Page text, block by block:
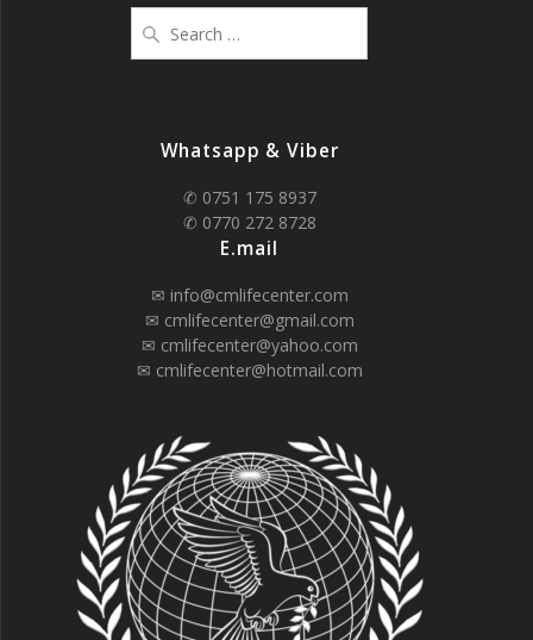
for:
Whatsapp & Viber
✆ 0751 175 8937
✆ 0770 272 8728
E.mail
✉ info@cmlifecenter.com
✉ cmlifecenter@gmail.com
✉ cmlifecenter@yahoo.com
✉ cmlifecenter@hotmail.com